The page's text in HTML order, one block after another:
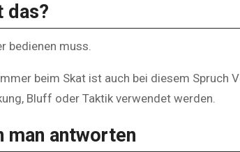
das?
bedienen muss.
beim Skat ist auch bei diesem Spruch
Bluff oder Taktik verwendet werden.
man antworten